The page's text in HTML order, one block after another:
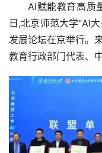
AI赋能教育高质
日,北京师范大学“AI
发展论坛在京举行。
教育行政部门代表、